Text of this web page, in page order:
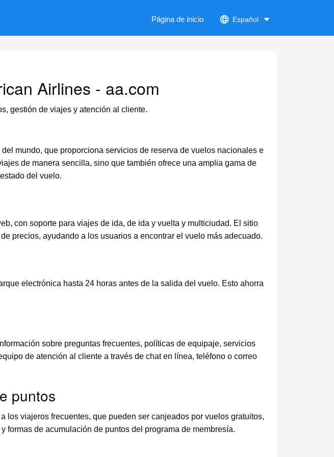
Página de inicio Español
Airlines - aa.com
gestión de viajes y atención al cliente.
mundo, que proporciona servicios de reserva de vuelos nacionales e
de manera sencilla, sino que también ofrece una amplia gama de
del vuelo.
con soporte para viajes de ida, de ida y vuelta y multiciudad. El sitio
precios, ayudando a los usuarios a encontrar el vuelo más adecuado.
electrónica hasta 24 horas antes de la salida del vuelo. Esto ahorra
sobre preguntas frecuentes, políticas de equipaje, servicios
de atención al cliente a través de chat en línea, teléfono o correo
puntos
los viajeros frecuentes, que pueden ser canjeados por vuelos gratuitos,
de acumulación de puntos del programa de membresía.